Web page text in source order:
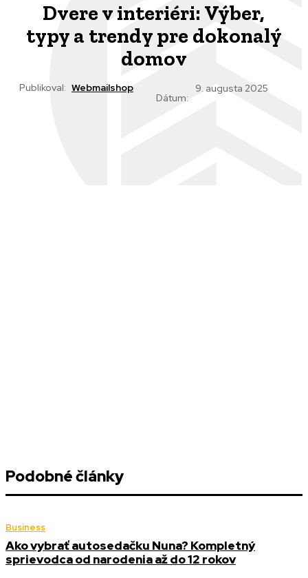
Dvere v interiéri: Výber,
typy a trendy pre dokonalý
domov
Publikoval: Webmailshop
Dátum:
9. augusta 2025
Podobné články
Business
Ako vybrať autosedačku Nuna? Kompletný
sprievodca od narodenia až do 12 rokov